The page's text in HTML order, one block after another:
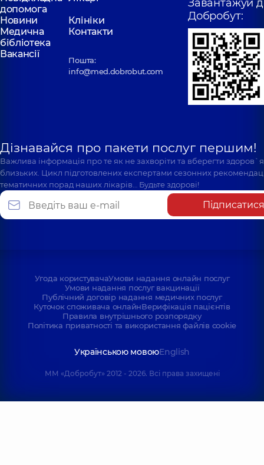
допомога
Новини
Клініки
Медична
бібліотека
Контакти
Вакансії
Пошта:
info@med.dobrobut.com
Завантажуй
Добробут:
Дізнавайся про пакети послуг першим!
Важлива інформація про те як не захворіти та вберегти
близьких. Цикл підготовлених експертами сезонних
тематичних порад наших лікарів… Будьте здорові!
Підписатися
Угода користувачаУмови надання онлайн послуг
Умови надання послуг вакцинації
Публічний договір надання медичних послуг
Куточок споживача онлайнВерифікація пацієнтів
Правила внутрішнього розпорядку
Політика приватності та використання файлів cookie
Українською мовоюEnglish
ММ «Добробут» 2012 - 2026. Всі права захищені